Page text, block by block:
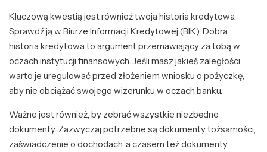
Kluczową kwestią jest również twoja historia kredytowa.
Sprawdź ją w Biurze Informacji Kredytowej (BIK). Dobra
historia kredytowa to argument przemawiający za tobą w
oczach instytucji finansowych. Jeśli masz jakieś zaległości,
warto je uregulować przed złożeniem wniosku o pożyczkę,
aby nie obciążać swojego wizerunku w oczach banku.
Ważne jest również, by zebrać wszystkie niezbędne
dokumenty. Zazwyczaj potrzebne są dokumenty tożsamości,
zaświadczenie o dochodach, a czasem też dokumenty